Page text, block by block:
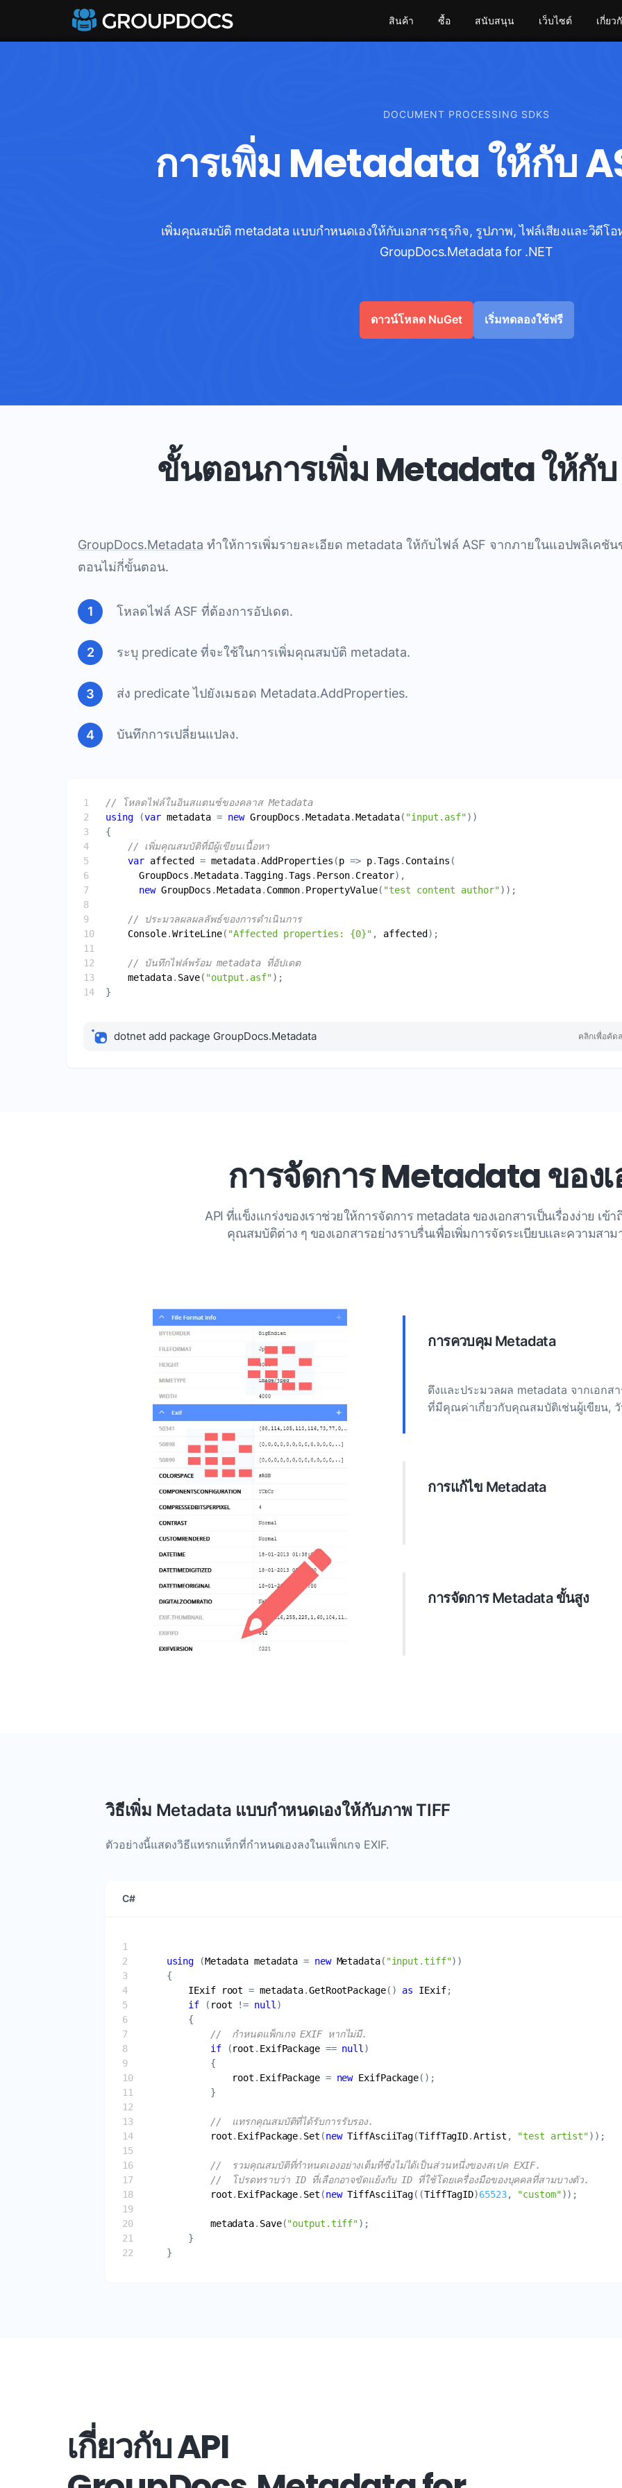
สินค้า ซื้อ สนับสนุน เว็บไซต์ เกี่ยว
DOCUMENT PROCESSING SDKS
การเพิ่ม Metadata ให้กับ
เพิ่มคุณสมบัติ metadata แบบกำหนดเองให้กับเอกสารธุรกิจ, รูปภาพ, ไฟล์เสียงและวิดีโ
GroupDocs.Metadata for .NET
ดาวน์โหลด NuGet เริ่มทดลองใช้ฟรี
ขั้นตอนการเพิ่ม Metadata ให้กั
GroupDocs.Metadata ทำให้การเพิ่มรายละเอียด metadata ให้กับไฟล์ ASF จากภายในแอปพลิเค
ตอนไม่กี่ขั้นตอน.
โหลดไฟล์ ASF ที่ต้องการอัปเดต.
ระบุ predicate ที่จะใช้ในการเพิ่มคุณสมบัติ metadata.
ส่ง predicate ไปยังเมธอด Metadata.AddProperties.
บันทึกการเปลี่ยนแปลง.
// โหลดไฟล์ในอินสแตนซ์ของคลาส Metadata
using (var metadata = new GroupDocs .Metadata.Metadata( "input.asf"
// เพิ่มคุณสมบัติที่มีผู้เขียนเนื้อหา
var affected = metadata.AddProperties (p => p.Tags . Contains
GroupDocs .Metadata.Tagging.Tags . Person. Creator
new GroupDocs .Metadata. Common. PropertyValue( "test content author"
// ประมวลผลผลลัพธ์ของการดำเนินการ
Console.WriteLine( "Affected properties: {0}" , affected
// บันทึกไฟล์พร้อม metadata ที่อัปเดต
metadata. Save( "output.asf"
dotnet add package GroupDocs.Metadata คลิกเพื่อคัด
การจัดการ Metadata ของ
API ที่แข็งแกร่งของเราช่วยให้การจัดการ metadata ของเอกสารเป็นเรื่องง่าย เข้
คุณสมบัติต่าง ๆ ของเอกสารอย่างราบรื่นเพื่อเพิ่มการจัดระเบียบและความสา
การควบคุม Metadata
ดึงและประมวลผล metadata จากเอกส
ที่มีคุณค่าเกี่ยวกับคุณสมบัติเช่นผู้เขียน,
การแก้ไข Metadata
การจัดการ Metadata ขั้นสูง
วิธีเพิ่ม Metadata แบบกำหนดเองให้กับภาพ TIFF
ตัวอย่างนี้แสดงวิธีแทรกแท็กที่กำหนดเองลงในแพ็กเกจ EXIF.
C#
using (Metadata metadata = new Metadata( "input.tiff"
IExif
root = metadata.GetRootPackage() as IExif
if ( root != null
//  กำหนดแพ็กเกจ EXIF หากไม่มี.
if (root . ExifPackage == null
root . ExifPackage = new ExifPackage
//  แทรกคุณสมบัติที่ได้รับการรับรอง.
root. ExifPackage. Set (new TiffAsciiTag(TiffTagID.Artist , "test artist"
//  รวมคุณสมบัติที่กำหนดเองอย่างเต็มที่ซึ่งไม่ได้เป็นส่วนหนึ่งของสเปค EXIF.
//  โปรดทราบว่า ID ที่เลือกอาจขัดแย้งกับ ID ที่ใช้โดยเครื่องมือของบุคคลที่สามบางตัว.
root. ExifPackage. Set (new TiffAsciiTag((TiffTagID)65523, "custom"
metadata. Save("output.tiff"
เกี่ยวกับ API